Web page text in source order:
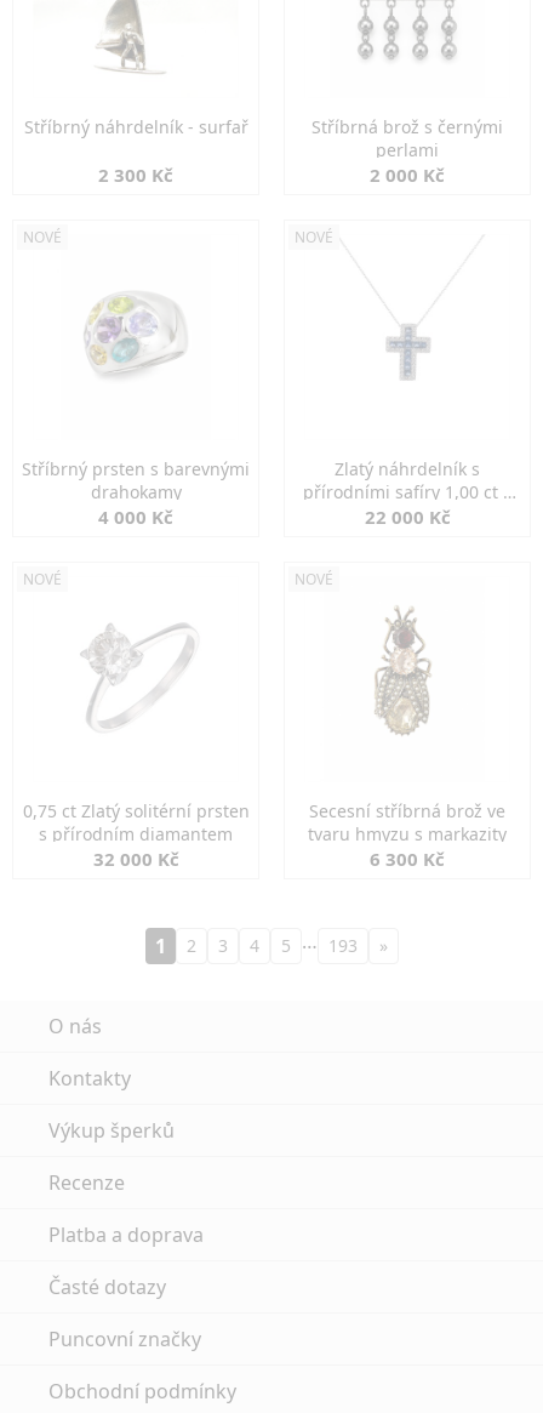
Stříbrný náhrdelník - surfař
2 300 Kč
Stříbrná brož s černými
perlami
2 000 Kč
NOVÉ
Stříbrný prsten s barevnými
drahokamy
4 000 Kč
NOVÉ
Zlatý náhrdelník s
přírodními safíry 1,00 ct a
diamanty
22 000 Kč
NOVÉ
0,75 ct Zlatý solitérní prsten
s přírodním diamantem
32 000 Kč
NOVÉ
Secesní stříbrná brož ve
tvaru hmyzu s markazity
6 300 Kč
1 2 3 4 5 … 193 »
O nás
Kontakty
Výkup šperků
Recenze
Platba a doprava
Časté dotazy
Puncovní značky
Obchodní podmínky